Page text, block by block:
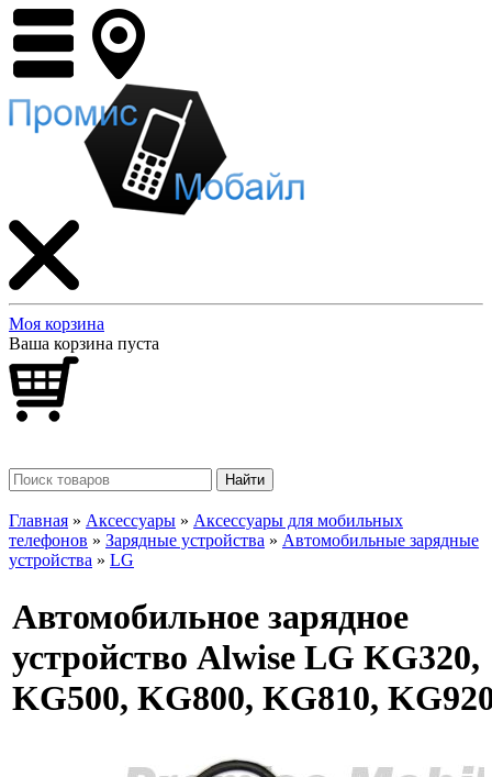
Моя корзина
Ваша корзина пуста
Главная » Аксессуары » Аксессуары для мобильных
телефонов » Зарядные устройства » Автомобильные зарядные
устройства » LG
Автомобильное зарядное
устройство Alwise LG KG320,
KG500, KG800, KG810,